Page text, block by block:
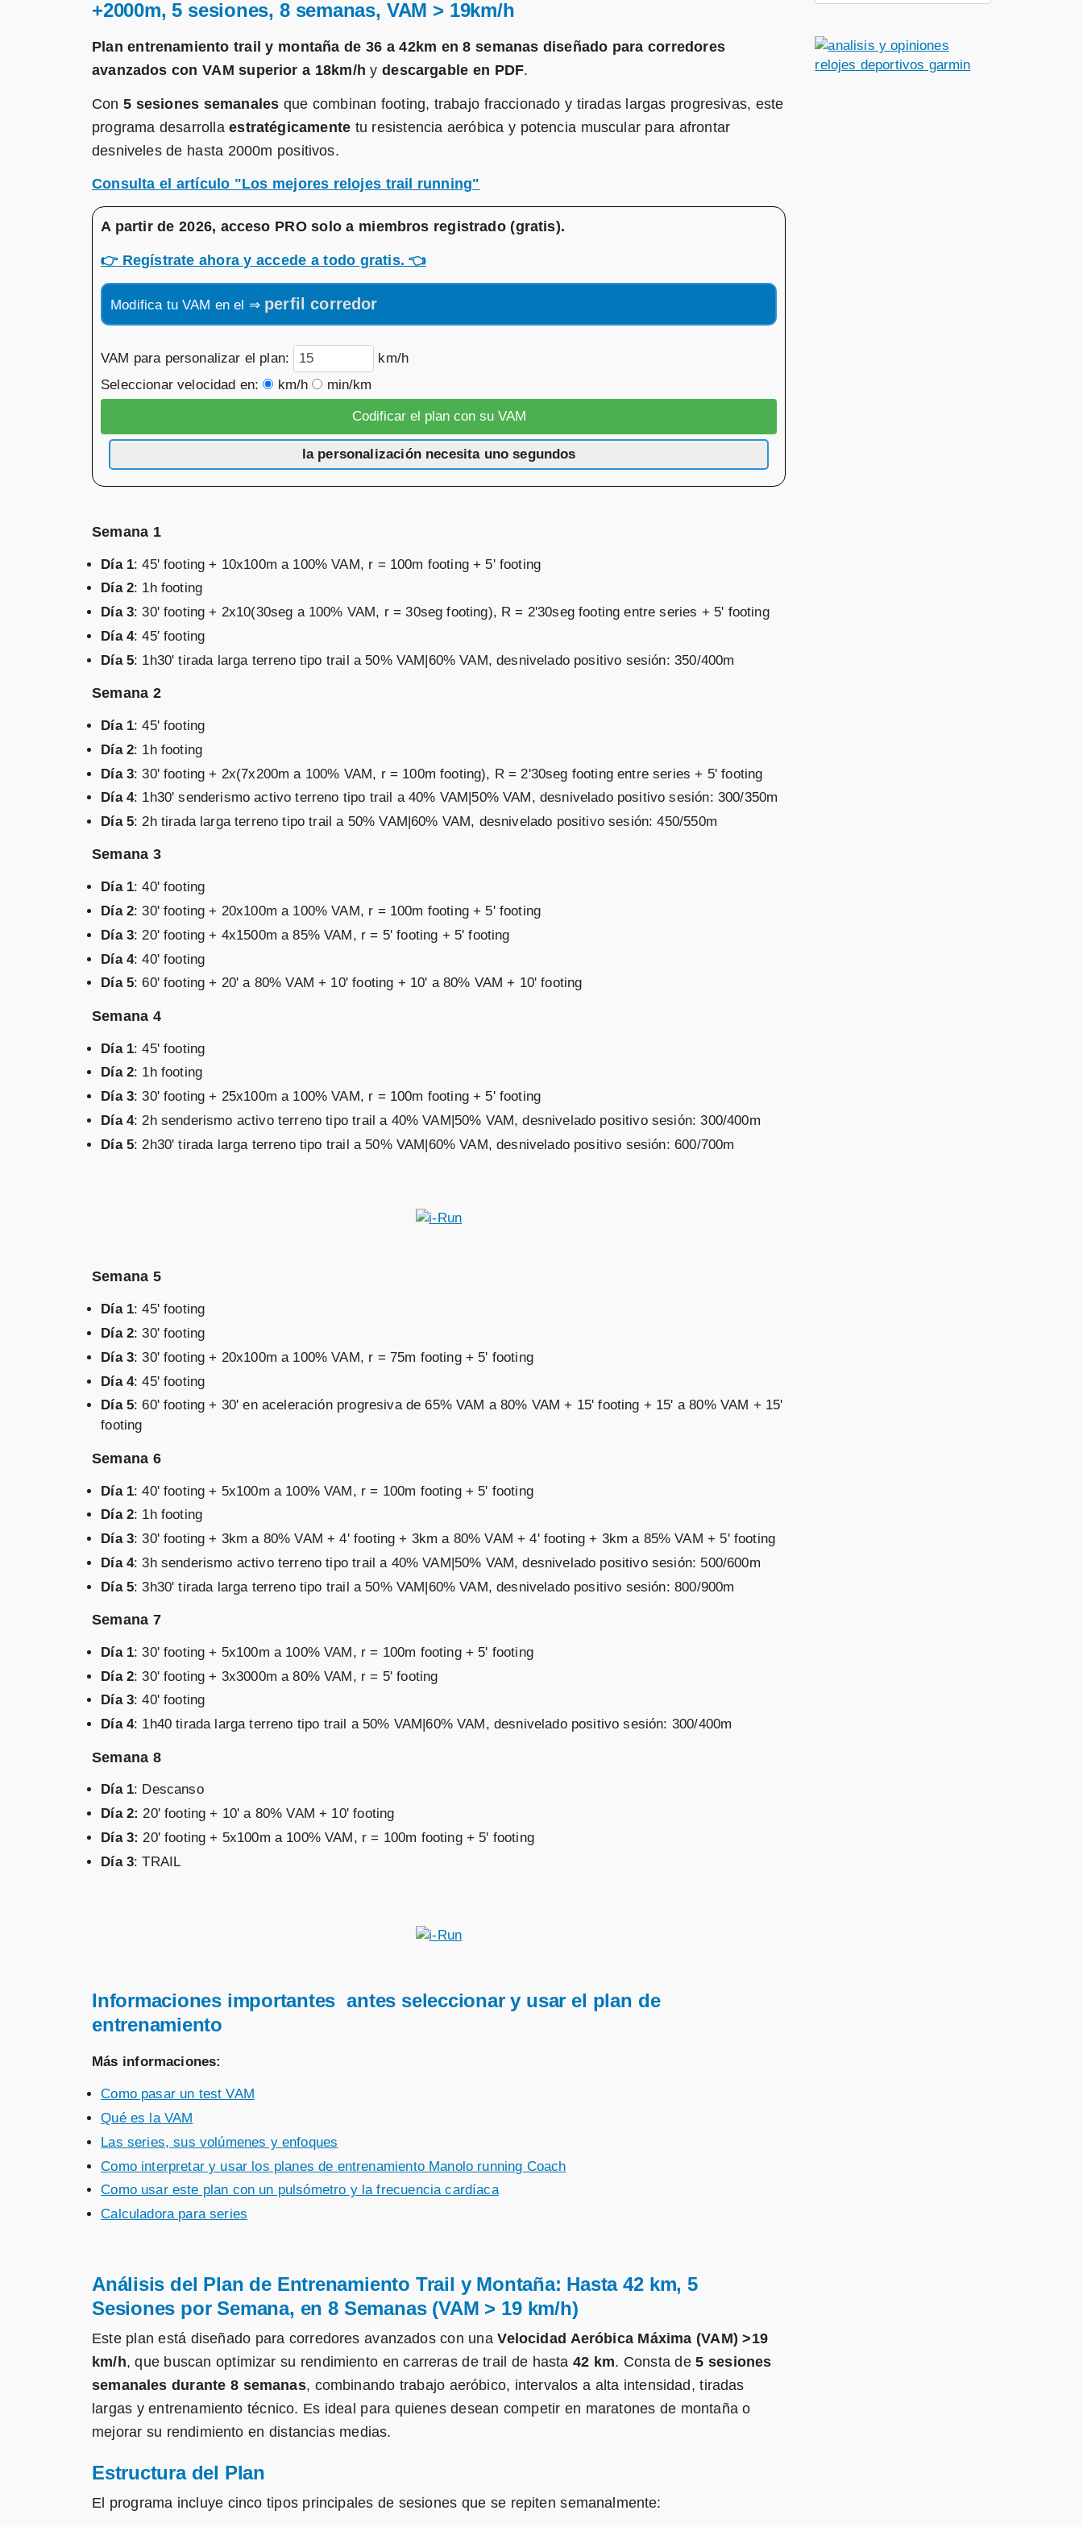
+2000m, 5 sesiones, 8 semanas, VAM > 19km/h
Plan entrenamiento trail y montaña de 36 a 42km en 8 semanas diseñado para corredores
avanzados con VAM superior a 18km/h ydescargable en PDF.
Con5 sesiones semanales que combinan footing, trabajo fraccionado y tiradas largas progresivas, este
programa desarrollaestratégicamente tu resistencia aeróbica y potencia muscular para afrontar
desniveles de hasta 2000m positivos.
Consulta el artículo "Los mejores relojes trail running"
A partir de 2026, acceso PRO solo a miembros registrado (gratis).
👉 Regístrate ahora y accede a todo gratis. 👈
Modifica tu VAM en el ⇒ perfil corredor
VAM para personalizar el plan:
km/h
Seleccionar velocidad en:
km/h min/km
la personalización necesita uno segundos
Semana 1
Día 1: 45' footing + 10x100m a 100% VAM, r = 100m footing + 5' footing
Día 2: 1h footing
Día 3: 30' footing + 2x10(30seg a 100% VAM, r = 30seg footing), R = 2'30seg footing entre series + 5' footing
Día 4: 45′ footing
Día 5: 1h30' tirada larga terreno tipo trail a 50% VAM|60% VAM, desnivelado positivo sesión: 350/400m
Semana 2
Día 1: 45' footing
Día 2: 1h footing
Día 3: 30' footing + 2x(7x200m a 100% VAM, r = 100m footing), R = 2'30seg footing entre series + 5' footing
Día 4: 1h30' senderismo activo terreno tipo trail a 40% VAM|50% VAM, desnivelado positivo sesión: 300/350m
Día 5: 2h tirada larga terreno tipo trail a 50% VAM|60% VAM, desnivelado positivo sesión: 450/550m
Semana 3
Día 1: 40' footing
Día 2: 30' footing + 20x100m a 100% VAM, r = 100m footing + 5' footing
Día 3: 20' footing + 4x1500m a 85% VAM, r = 5' footing + 5' footing
Día 4: 40' footing
Día 5: 60' footing + 20' a 80% VAM + 10' footing + 10' a 80% VAM + 10' footing
Semana 4
Día 1: 45' footing
Día 2: 1h footing
Día 3: 30' footing + 25x100m a 100% VAM, r = 100m footing + 5' footing
Día 4: 2h senderismo activo terreno tipo trail a 40% VAM|50% VAM, desnivelado positivo sesión: 300/400m
Día 5: 2h30' tirada larga terreno tipo trail a 50% VAM|60% VAM, desnivelado positivo sesión: 600/700m
Semana 5
Día 1: 45' footing
Día 2: 30' footing
Día 3: 30' footing + 20x100m a 100% VAM, r = 75m footing + 5' footing
Día 4: 45' footing
Día 5: 60' footing + 30' en aceleración progresiva de 65% VAM a 80% VAM + 15' footing + 15' a 80% VAM + 15'
footing
Semana 6
Día 1: 40' footing + 5x100m a 100% VAM, r = 100m footing + 5' footing
Día 2: 1h footing
Día 3: 30' footing + 3km a 80% VAM + 4' footing + 3km a 80% VAM + 4' footing + 3km a 85% VAM + 5' footing
Día 4: 3h senderismo activo terreno tipo trail a 40% VAM|50% VAM, desnivelado positivo sesión: 500/600m
Día 5: 3h30' tirada larga terreno tipo trail a 50% VAM|60% VAM, desnivelado positivo sesión: 800/900m
Semana 7
Día 1: 30' footing + 5x100m a 100% VAM, r = 100m footing + 5' footing
Día 2: 30' footing + 3x3000m a 80% VAM, r = 5' footing
Día 3: 40' footing
Día 4: 1h40 tirada larga terreno tipo trail a 50% VAM|60% VAM, desnivelado positivo sesión: 300/400m
Semana 8
Día 1: Descanso
Día 2: 20' footing + 10' a 80% VAM + 10' footing
Día 3: 20' footing + 5x100m a 100% VAM, r = 100m footing + 5' footing
Día 3: TRAIL
Informaciones importantes antes seleccionar y usar el plan de
entrenamiento
Más informaciones:
Como pasar un test VAM
Qué es la VAM
Las series, sus volúmenes y enfoques
Como interpretar y usar los planes de entrenamiento Manolo running Coach
Como usar este plan con un pulsómetro y la frecuencia cardíaca
Calculadora para series
Análisis del Plan de Entrenamiento Trail y Montaña: Hasta 42 km, 5
Sesiones por Semana, en 8 Semanas (VAM > 19 km/h)
Este plan está diseñado para corredores avanzados con unaVelocidad Aeróbica Máxima (VAM) >19
km/h, que buscan optimizar su rendimiento en carreras de trail de hasta 42 km. Consta de5 sesiones
semanales durante 8 semanas, combinando trabajo aeróbico, intervalos a alta intensidad, tiradas
largas y entrenamiento técnico. Es ideal para quienes desean competir en maratones de montaña o
mejorar su rendimiento en distancias medias.
Estructura del Plan
El programa incluye cinco tipos principales de sesiones que se repiten semanalmente: